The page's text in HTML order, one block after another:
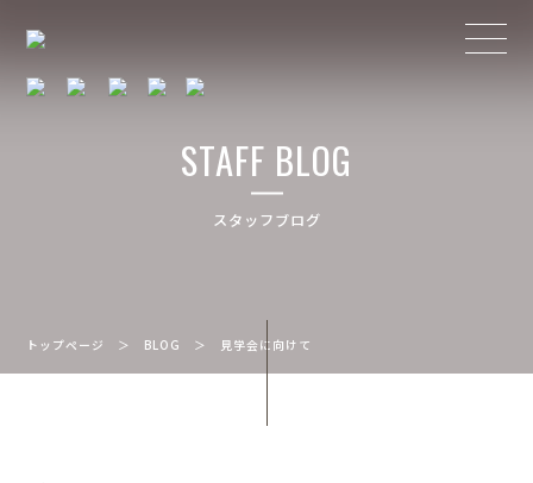
STAFF BLOG
スタッフブログ
トップページ ＞ BLOG ＞ 見学会に向けて